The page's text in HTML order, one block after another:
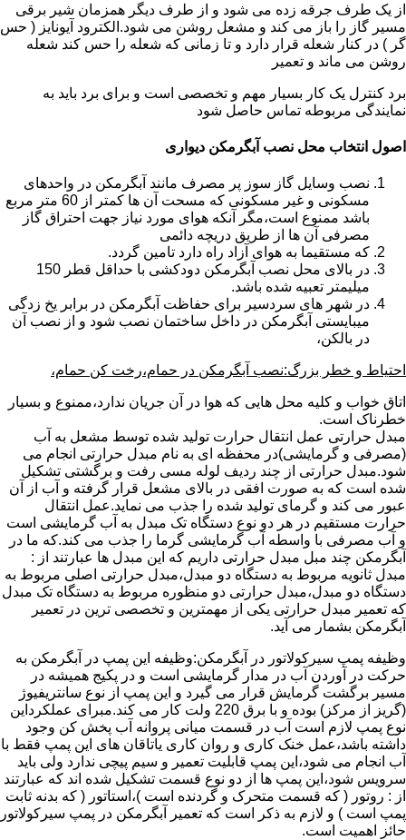
از یک طرف جرقه زده می شود و از طرف دیگر همزمان شیر برقی
مسیر گاز را باز می کند و مشعل روشن می شود.الکترود آیونایز ( حس
گر ) در کنار شعله قرار دارد و تا زمانی که شعله را حس کند شعله
روشن می ماند و تعمیر
برد کنترل یک کار بسیار مهم و تخصصی است و برای برد باید به
نمایندگی مربوطه تماس حاصل شود
اصول انتخاب محل نصب آبگرمکن دیواری
نصب وسایل گاز سوز پر مصرف مانند آبگرمکن در واحدهای
مسکونی و غیر مسکونی که مسحت آن ها کمتر از 60 متر مربع
باشد ممنوع است،مگر آنکه هوای مورد نیاز جهت احتراق گاز
مصرفی آن ها از طریق دریچه دائمی
که مستقیما به هوای آزاد راه دارد تامین گردد.
در بالای محل نصب آبگرمکن دودکشی با حداقل قطر 150
میلیمتر تعبیه شده باشد.
در شهر های سردسیر برای حفاظت آبگرمکن در برابر یخ زدگی
میبایستی آبگرمکن در داخل ساختمان نصب شود و از نصب آن
در بالکن،
احتیاط و خطر بزرگ:نصب آبگرمکن در حمام،رخت کن حمام،
اتاق خواب و کلیه محل هایی که هوا در آن جریان ندارد،ممنوع و بسیار
خطرناک است.
مبدل حرارتی عمل انتقال حرارت تولید شده توسط مشعل به آب
(مصرفی و گرمایشی)در محفظه ای به نام مبدل حرارتی انجام می
شود.مبدل حرارتی از چند ردیف لوله مسی رفت و برگشتی تشکیل
شده است که به صورت افقی در بالای مشعل قرار گرفته و آب از آن
عبور می کند و گرمای تولید شده را جذب می نماید.عمل انتقال
حرارت مستقیم در هر دو نوع دستگاه تک مبدل به آب گرمایشی است
و آب مصرفی با واسطه آب گرمایشی گرما را جذب می کند.که ما در
آبگرمکن چند مبل مبدل حرارتی داریم که این مبدل ها عبارتند از :
مبدل ثانویه مربوط به دستگاه دو مبدل،مبدل حرارتی اصلی مربوط به
دستگاه دو مبدل،مبدل حرارتی دو منظوره مربوط به دستگاه تک مبدل
که تعمیر مبدل حرارتی یکی از مهمترین و تخصصی ترین در تعمیر
آبگرمکن بشمار می آید.
وظیفه پمپ سیرکولاتور در آبگرمکن:وظیفه این پمپ در آبگرمکن به
حرکت در آوردن آب در مدار گرمایشی است و در پکیج همیشه در
مسیر برگشت گرمایش قرار می گیرد و این پمپ از نوع سانتریفیوژ
(گریز از مرکز) بوده و با برق 220 ولت کار می کند.مبرای عملکرداین
نوع پمپ لازم است آب در قسمت میانی پروانه آب پخش کن وجود
داشته باشد،عمل خنک کاری و روان کاری یاتاقان های این پمپ فقط با
آب انجام می شود،این پمپ قابلیت تعمیر و سیم پیچی ندارد ولی باید
سرویس شود،این پمپ ها از دو نوع قسمت تشکیل شده اند که عبارتند
از : روتور ( که قسمت متحرک و گردنده است )،استاتور ( که بدنه ثابت
پمپ است ) و لازم به ذکر است که تعمیر آبگرمکن در پمپ سیرکولاتور
حائز اهمیت است.